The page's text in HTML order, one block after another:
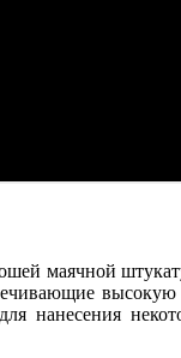
маячной
нанесения